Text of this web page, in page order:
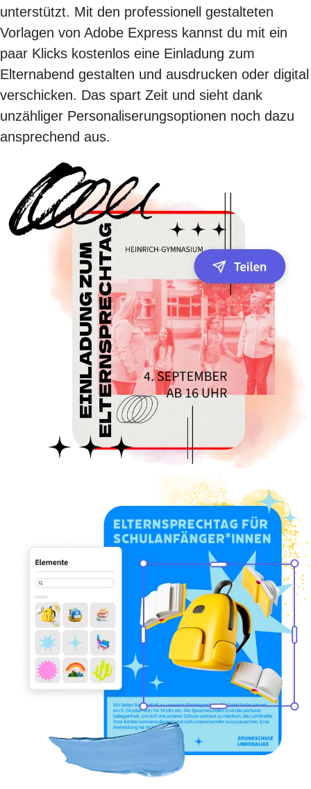
unterstützt. Mit den professionell gestalteten
Vorlagen von Adobe Express kannst du mit ein
paar Klicks kostenlos eine Einladung zum
Elternabend gestalten und ausdrucken oder digital
verschicken. Das spart Zeit und sieht dank
unzähliger Personaliserungsoptionen noch dazu
ansprechend aus.